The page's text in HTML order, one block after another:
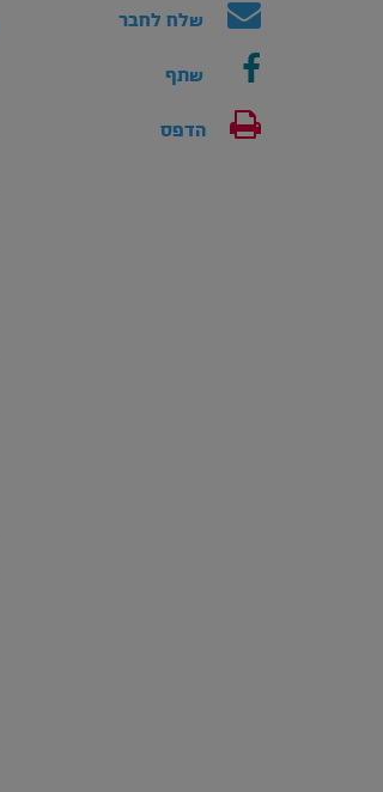
שלח לחבר
שתף
הדפס